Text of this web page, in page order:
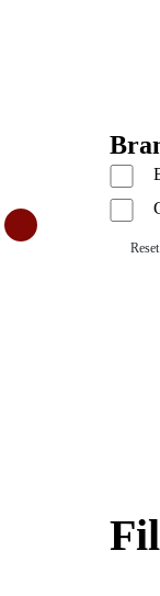
Reset